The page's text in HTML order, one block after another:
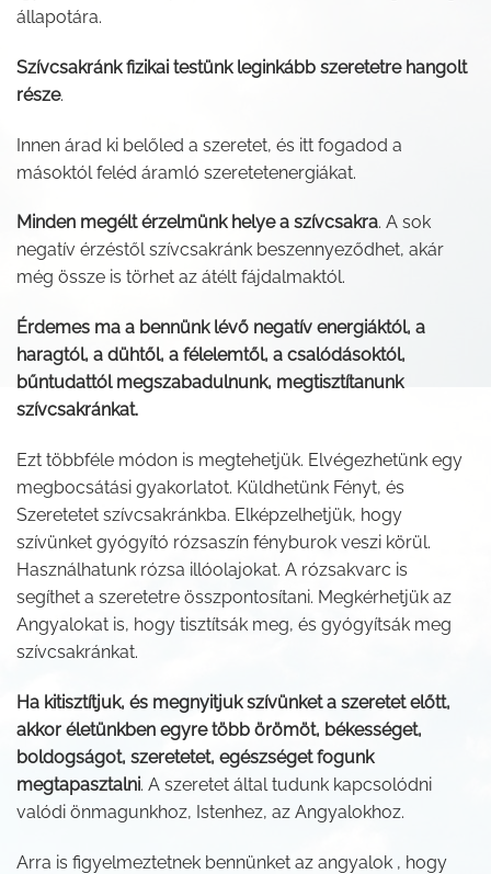
állapotára.
Szívcsakránk fizikai testünk leginkább szeretetre hangolt
része.
Innen árad ki belőled a szeretet, és itt fogadod a
másoktól feléd áramló szeretetenergiákat.
Minden megélt érzelmünk helye a szívcsakra. A sok
negatív érzéstől szívcsakránk beszennyeződhet, akár
még össze is törhet az átélt fájdalmaktól.
Érdemes ma a bennünk lévő negatív energiáktól, a
haragtól, a dühtől, a félelemtől, a csalódásoktól,
bűntudattól megszabadulnunk, megtisztítanunk
szívcsakránkat.
Ezt többféle módon is megtehetjük. Elvégezhetünk egy
megbocsátási gyakorlatot. Küldhetünk Fényt, és
Szeretetet szívcsakránkba. Elképzelhetjük, hogy
szívünket gyógyító rózsaszín fényburok veszi körül.
Használhatunk rózsa illóolajokat. A rózsakvarc is
segíthet a szeretetre összpontosítani. Megkérhetjük az
Angyalokat is, hogy tisztítsák meg, és gyógyítsák meg
szívcsakránkat.
Ha kitisztítjuk, és megnyitjuk szívünket a szeretet előtt,
akkor életünkben egyre több örömöt, békességet,
boldogságot, szeretetet, egészséget fogunk
megtapasztalni. A szeretet által tudunk kapcsolódni
valódi önmagunkhoz, Istenhez, az Angyalokhoz.
Arra is figyelmeztetnek bennünket az angyalok , hogy